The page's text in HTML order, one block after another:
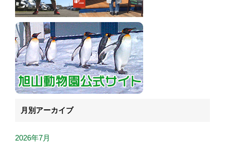
月別アーカイブ
2026年7月